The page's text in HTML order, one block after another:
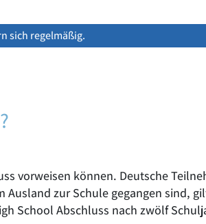
sich regelmäßig.
vorweisen können. Deutsche
zur Schule gegangen sind,
School Abschluss nach zwölf